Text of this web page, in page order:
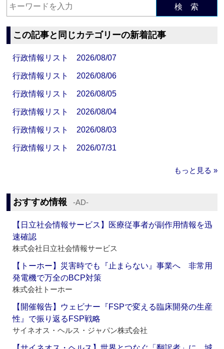
検 索
この記事と同じカテゴリーの新着記事
行政情報リスト 2026/08/07
行政情報リスト 2026/08/06
行政情報リスト 2026/08/05
行政情報リスト 2026/08/04
行政情報リスト 2026/08/03
行政情報リスト 2026/07/31
もっと見る »
おすすめ情報 ‐AD‐
【日立社会情報サービス】医療従事者が副作用情報を迅
速確認
株式会社日立社会情報サービス
【トーホー】災害時でも『止まらない』事業へ 非常用
発電機で万全のBCP対策
株式会社トーホー
【開催報告】ウェビナー『FSPで変える臨床開発の生産
性』で振り返るFSP戦略
サイネオス・ヘルス・ジャパン株式会社